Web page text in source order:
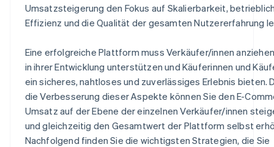
Umsatzsteigerung den Fokus auf Skalierbarkeit,
Effizienz und die Qualität der gesamten Nutzererfahrung
Eine erfolgreiche Plattform muss Verkäufer/innen
in ihrer Entwicklung unterstützen und Käuferinnen und
ein sicheres, nahtloses und zuverlässiges Erlebnis bieten.
die Verbesserung dieser Aspekte können Sie den E-
Umsatz auf der Ebene der einzelnen Verkäufer/innen
und gleichzeitig den Gesamtwert der Plattform selbst
Nachfolgend finden Sie die wichtigsten Strategien, die Sie